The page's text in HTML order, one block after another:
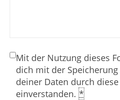
Mit der Nutzung dieses
dich mit der
deiner Daten durch
einverstanden. *